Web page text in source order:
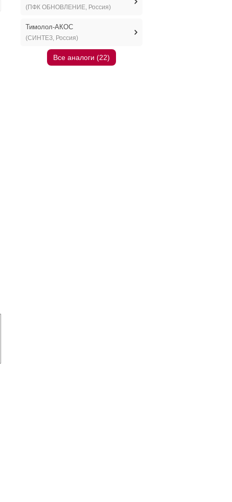
(ПФК ОБНОВЛЕНИЕ, Россия)
Тимолол-АКОС
(СИНТЕЗ, Россия)
Все аналоги (22)